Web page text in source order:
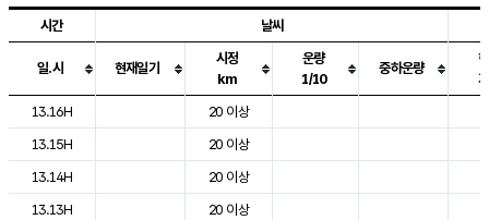
도시별 기상실황표로 지점, 날씨, 기온, 강수, 바람, 기압등을 안내한 표입
시간 날씨
일.시 현재일기
시정
km
운량
1/10
중하운량
13.16H
20 이상
13.15H
20 이상
13.14H
20 이상
13.13H
20 이상